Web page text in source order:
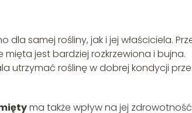
samej rośliny, jak i jej właściciela.
mięta jest bardziej rozkrzewiona i bujna.
utrzymać roślinę w dobrej kondycji
ma także wpływ na jej